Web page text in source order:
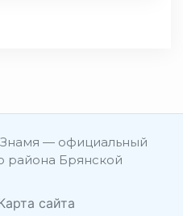
— официальный
района Брянской
сайта